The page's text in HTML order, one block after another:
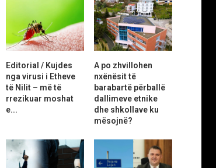
Editorial / Kujdes
nga virusi i Etheve
të Nilit – më të
rrezikuar moshat
e...
A po zhvillohen
nxënësit të
barabartë përballë
dallimeve etnike
dhe shkollave ku
mësojnë?